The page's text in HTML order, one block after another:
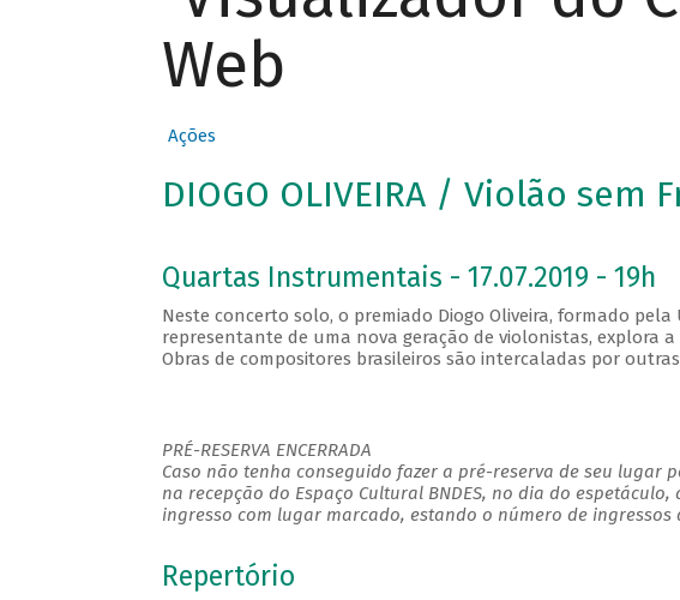
Web
Ações
DIOGO OLIVEIRA / Violão sem
Quartas Instrumentais - 17.07.2019 - 19h
Neste concerto solo, o premiado Diogo Oliveira, formado
representante de uma nova geração de violonistas, explora
Obras de compositores brasileiros são intercaladas por
PRÉ-RESERVA ENCERRADA
Caso não tenha conseguido fazer a pré-reserva de seu lugar
na recepção do Espaço Cultural BNDES, no dia do
ingresso com lugar marcado, estando o número de
Repertório